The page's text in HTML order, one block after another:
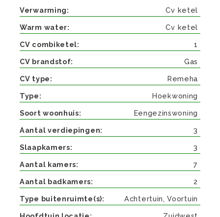
Verwarming Cv ketel
Warm water Cv ketel
CV combiketel 1
CV brandstof Gas
CV type Remeha
Type Hoekwoning
Soort woonhuis Eengezinswoning
Aantal verdiepingen 3
Slaapkamers 3
Aantal kamers 7
Aantal badkamers 2
Type buitenruimte(s) Achtertuin, Voortuin